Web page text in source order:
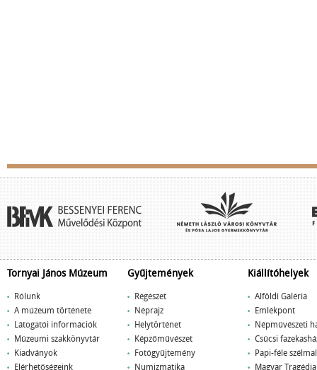
Tornyai János Múzeum
Rólunk
A múzeum története
Látogatói információk
Múzeumi szakkönyvtár
Kiadványok
Elérhetőségeink
Gyűjtemények
Régészet
Néprajz
Helytörténet
Képzőművészet
Fotógyűjtemény
Numizmatika
Kiállítóhelyek
Alföldi Galéria
Emlékpont
Népművészeti
Csúcsi
Papi-féle
Magyar